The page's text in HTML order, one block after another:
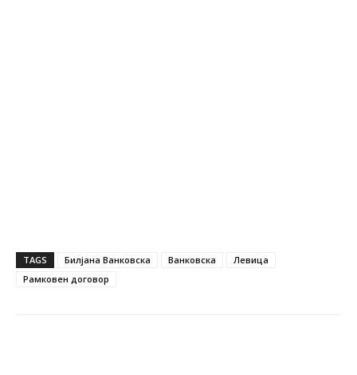
TAGS Билјана Ванковска Ванковска
Левица
Рамковен договор